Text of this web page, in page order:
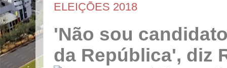
ELEIÇÕES 2018
'Não sou
da República', diz